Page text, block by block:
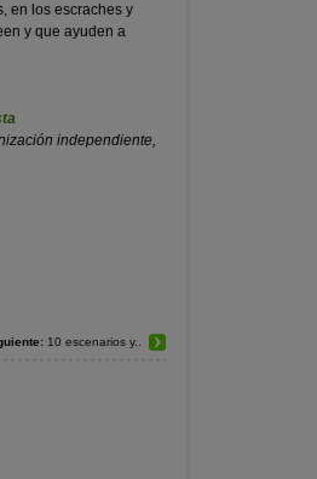
en los escraches y
y que ayuden a
independiente,
10 escenarios y..